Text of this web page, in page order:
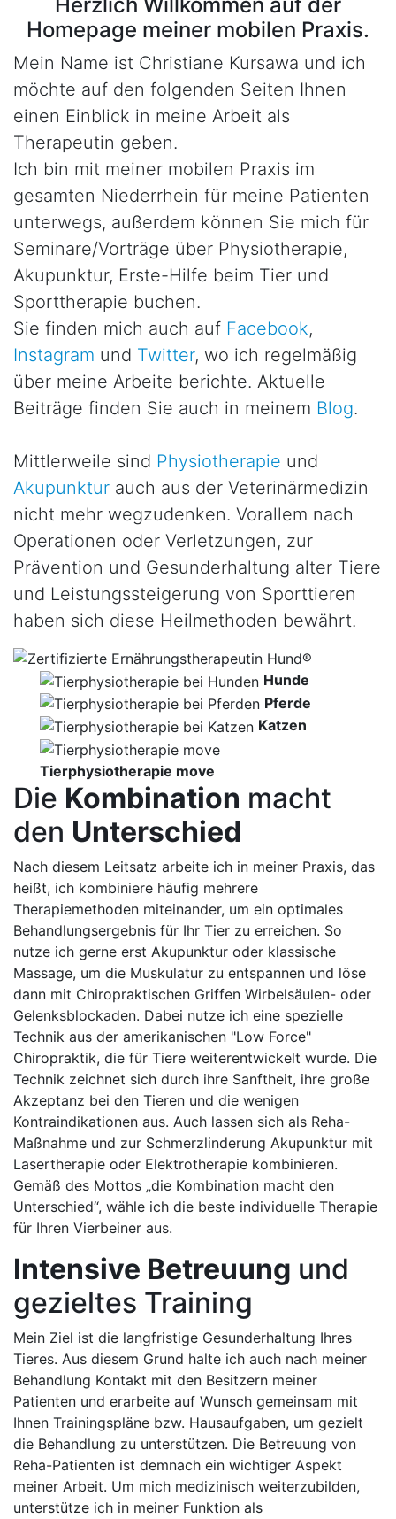
Homepage meiner mobilen Praxis.
Mein Name ist Christiane Kursawa und ich
möchte auf den folgenden Seiten Ihnen
einen Einblick in meine Arbeit als
Therapeutin geben.
Ich bin mit meiner mobilen Praxis im
gesamten Niederrhein für meine Patienten
unterwegs, außerdem können Sie mich für
Seminare/Vorträge über Physiotherapie,
Akupunktur, Erste-Hilfe beim Tier und
Sporttherapie buchen.
Sie finden mich auch auf Facebook,
Instagram und Twitter, wo ich regelmäßig
über meine Arbeite berichte. Aktuelle
Beiträge finden Sie auch in meinem Blog.
Mittlerweile sind Physiotherapie und
Akupunktur auch aus der Veterinärmedizin
nicht mehr wegzudenken. Vorallem nach
Operationen oder Verletzungen, zur
Prävention und Gesunderhaltung alter Tiere
und Leistungssteigerung von Sporttieren
haben sich diese Heilmethoden bewährt.
Hunde
Pferde
Katzen
Tierphysiotherapie move
Die Kombination macht
den Unterschied
Nach diesem Leitsatz arbeite ich in meiner Praxis, das
heißt, ich kombiniere häufig mehrere
Therapiemethoden miteinander, um ein optimales
Behandlungsergebnis für Ihr Tier zu erreichen. So
nutze ich gerne erst Akupunktur oder klassische
Massage, um die Muskulatur zu entspannen und löse
dann mit Chiropraktischen Griffen Wirbelsäulen- oder
Gelenksblockaden. Dabei nutze ich eine spezielle
Technik aus der amerikanischen "Low Force"
Chiropraktik, die für Tiere weiterentwickelt wurde. Die
Technik zeichnet sich durch ihre Sanftheit, ihre große
Akzeptanz bei den Tieren und die wenigen
Kontraindikationen aus. Auch lassen sich als Reha-
Maßnahme und zur Schmerzlinderung Akupunktur mit
Lasertherapie oder Elektrotherapie kombinieren.
Gemäß des Mottos „die Kombination macht den
Unterschied“, wähle ich die beste individuelle Therapie
für Ihren Vierbeiner aus.
Intensive Betreuung und
gezieltes Training
Mein Ziel ist die langfristige Gesunderhaltung Ihres
Tieres. Aus diesem Grund halte ich auch nach meiner
Behandlung Kontakt mit den Besitzern meiner
Patienten und erarbeite auf Wunsch gemeinsam mit
Ihnen Trainingspläne bzw. Hausaufgaben, um gezielt
die Behandlung zu unterstützen. Die Betreuung von
Reha-Patienten ist demnach ein wichtiger Aspekt
meiner Arbeit. Um mich medizinisch weiterzubilden,
unterstütze ich in meiner Funktion als